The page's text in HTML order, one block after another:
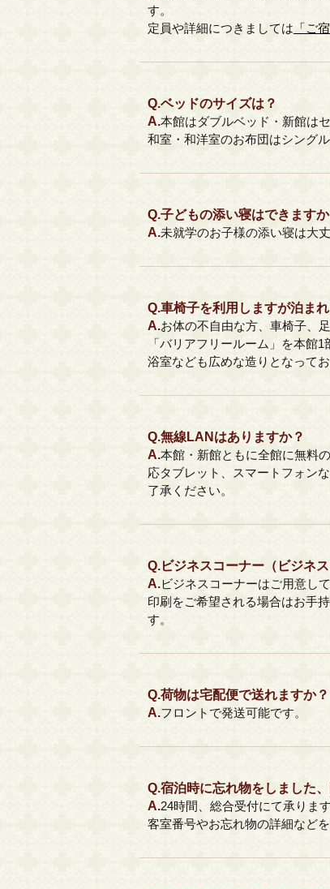
す。
定員や詳細につきましては 「ご
Q.ベッドのサイズは？
A.本館はダブルベッド・新館は
和室・和洋室のお布団はシング
Q.子どもの添い寝はできますか
A.未就学のお子様の添い寝は大丈
Q.車椅子を利用しますが泊ま
A.お体の不自由な方、車椅子、
「バリアフリールーム」を本館
浴室なども広めな造りとなって
Q.無線LANはありますか？
A.本館・新館ともに全館に無料
応タブレット、スマートフォン
了承ください。
Q.ビジネスコーナー（ビジネ
A.ビジネスコーナーはご用意し
印刷をご希望される場合はお手
す。
Q.荷物は宅配便で送れますか？
A.フロントで発送可能です。
Q.宿泊時に忘れ物をしました
A.24時間、総合受付にて承りま
客室番号やお忘れ物の詳細など